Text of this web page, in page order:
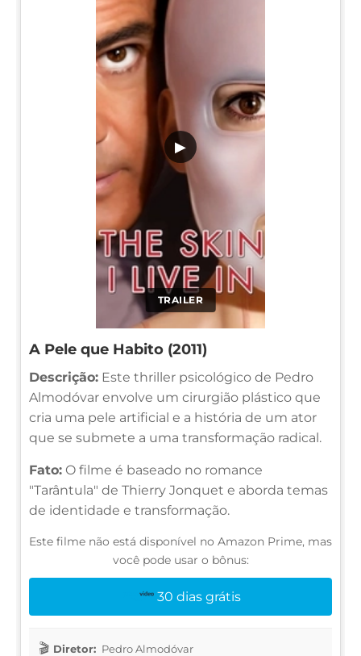
TRAILER
▶
A Pele que Habito (2011)
Descrição: Este thriller psicológico de Pedro
Almodóvar envolve um cirurgião plástico que
cria uma pele artificial e a história de um ator
que se submete a uma transformação radical.
Fato: O filme é baseado no romance
"Tarântula" de Thierry Jonquet e aborda temas
de identidade e transformação.
Este filme não está disponível no Amazon Prime, mas
você pode usar o bônus:
30 dias grátis
Diretor: Pedro Almodóvar